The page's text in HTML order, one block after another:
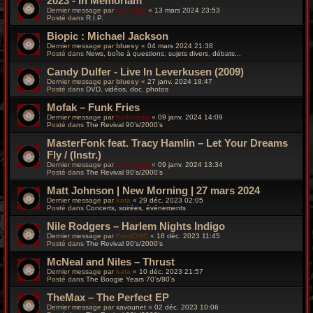
Dernier message par silverfox « 13 mars 2024 23:53
Posté dans R.I.P.
Biopic : Michael Jackson
Dernier message parbluesy « 04 mars 2024 21:38
Posté dans News, boîte à questions, sujets divers, débats...
Candy Dulfer - Live In Leverkusen (2009)
Dernier message par bluesy « 27 janv. 2024 18:47
Posté dans DVD, vidéos, doc, photos
Mofak – Funk Fries
Dernier message parfunkiness « 09 janv. 2024 14:09
Posté dans The Revival 90’s/2000’s
MasterFonk feat. Tracy Hamlin – Let Your Dreams
Fly / (Instr.)
Dernier message par funkiness « 09 janv. 2024 13:34
Posté dans The Revival 90’s/2000’s
Matt Johnson | New Morning | 27 mars 2024
Dernier message parkata « 29 déc. 2023 02:05
Posté dans Concerts, soirées, événements
Nile Rodgers – Harlem Nights Indigo
Dernier message par FrenCHIC « 18 déc. 2023 11:45
Posté dans The Revival 90’s/2000’s
McNeal and Niles – Thrust
Dernier message parkata « 10 déc. 2023 21:57
Posté dans The Boogie Years 70’s/80’s
TheMax – The Perfect EP
Dernier message par xavounet « 02 déc. 2023 10:06